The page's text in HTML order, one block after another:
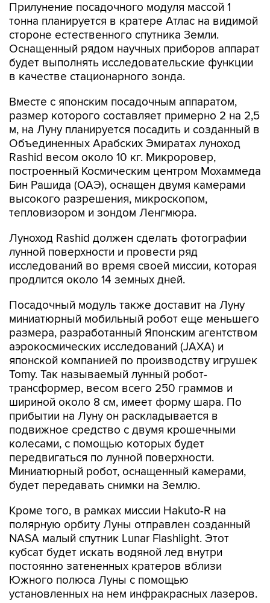
Прилунение посадочного модуля массой 1
тонна планируется в кратере Атлас на видимой
стороне естественного спутника Земли.
Оснащенный рядом научных приборов аппарат
будет выполнять исследовательские функции
в качестве стационарного зонда.
Вместе с японским посадочным аппаратом,
размер которого составляет примерно 2 на 2,5
м, на Луну планируется посадить и созданный в
Объединенных Арабских Эмиратах луноход
Rashid весом около 10 кг. Микроровер,
построенный Космическим центром Мохаммеда
Бин Рашида (ОАЭ), оснащен двумя камерами
высокого разрешения, микроскопом,
тепловизором и зондом Ленгмюра.
Луноход Rashid должен сделать фотографии
лунной поверхности и провести ряд
исследований во время своей миссии, которая
продлится около 14 земных дней.
Посадочный модуль также доставит на Луну
миниатюрный мобильный робот еще меньшего
размера, разработанный Японским агентством
аэрокосмических исследований (JAXA) и
японской компанией по производству игрушек
Tomy. Так называемый лунный робот-
трансформер, весом всего 250 граммов и
шириной около 8 см, имеет форму шара. По
прибытии на Луну он раскладывается в
подвижное средство с двумя крошечными
колесами, с помощью которых будет
передвигаться по лунной поверхности.
Миниатюрный робот, оснащенный камерами,
будет передавать снимки на Землю.
Кроме того, в рамках миссии Hakuto-R на
полярную орбиту Луны отправлен созданный
NASA малый спутник Lunar Flashlight. Этот
кубсат будет искать водяной лед внутри
постоянно затененных кратеров вблизи
Южного полюса Луны с помощью
установленных на нем инфракрасных лазеров.